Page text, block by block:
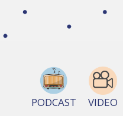
PODCAST VIDEO